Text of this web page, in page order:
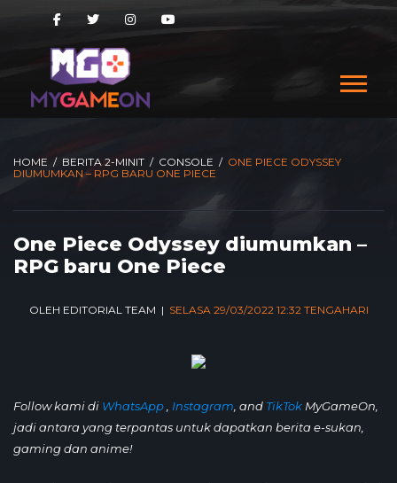
HOME / BERITA 2-MINIT / CONSOLE / ONE PIECE ODYSSEY
DIUMUMKAN – RPG BARU ONE PIECE
One Piece Odyssey diumumkan –
RPG baru One Piece
OLEH EDITORIAL TEAM | SELASA 29/03/2022 12:32 TENGAHARI
Follow kami di WhatsApp Instagram , and TikTok MyGameOn,
jadi antara yang terpantas untuk dapatkan berita e-sukan,
gaming dan anime!